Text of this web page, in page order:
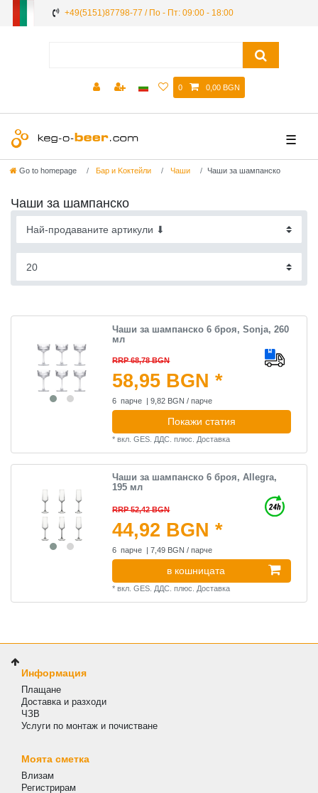
+49(5151)87798-77 / По - Пт: 09:00 - 18:00
0 0,00 BGN
☰
Go to homepage Бар и Kоктейли Чаши Чаши за шампанско
Чаши за шампанско
Чаши за шампанско 6 броя, Sonja, 260
мл
RRP 68,78 BGN
58,95 BGN *
6 парче | 9,82 BGN / парче
Покажи статия
*вкл. GES. ДДС. плюс. Доставка
Чаши за шампанско 6 броя, Allegra,
195 мл
RRP 52,42 BGN
44,92 BGN *
6 парче | 7,49 BGN / парче
в кошницата
*вкл. GES. ДДС. плюс. Доставка
Информация
Плащане
Доставка и разходи
ЧЗВ
Услуги по монтаж и почистване
Моята сметка
Влизам
Регистрирам